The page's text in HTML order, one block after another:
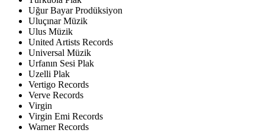
Uğur Bayar Prodüksiyon
Uluçınar Müzik
Ulus Müzik
United Artists Records
Universal Müzik
Urfanın Sesi Plak
Uzelli Plak
Vertigo Records
Verve Records
Virgin
Virgin Emi Records
Warner Records